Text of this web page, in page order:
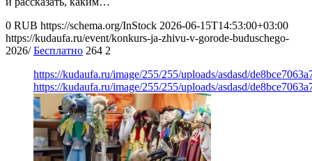
0 RUB https://schema.org/InStock 2026-06-15T14:53:00+03:00
https://kudaufa.ru/event/konkurs-ja-zhivu-v-gorode-buduschego-
2026/ Бесплатно 264 2
https://kudaufa.ru/image/255/255/uploads/asdasd/
https://kudaufa.ru/image/255/255/uploads/asdasd/